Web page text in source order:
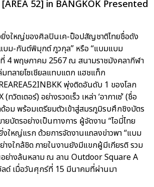
[AREA 52] in BANGKOK Presented
งใหญ่ของศิลปินเค-ป็อปสัญชาติไทยชื่อดัง
บม-กันต์พิมุกต์ ภูวกุล” หรือ “แบมแบม
4 พฤษภาคม 2567 ณ สนามราชมังคลากีฬา
ทลายโซเชียลแทบแตก แฮชแท็ก
พุ่งติดอันดับ 1 ของโลก
ทวิตเตอร์) อย่างรวดเร็ว เหล่า ‘อากาเซ่’ (ชื่อ
ม พร้อมเตรียมตัวเข้าสู่สมรภูมิรบศึกชิงบัตร
ยบัตรอย่างเป็นทางการ ผู้จัดงาน “ไอมี่ไทย
งใหญ่แรก ด้วยการจัดงานแถลงข่าวพา “แบม
างใกล้ชิด ภายในงานยังมีแขกผู้มีเกียรติ รวม
ย่างล้นหลาม ณ ลาน Outdoor Square A
ลด์ เมื่อวันศุกร์ที่ 15 มีนาคมที่ผ่านมา